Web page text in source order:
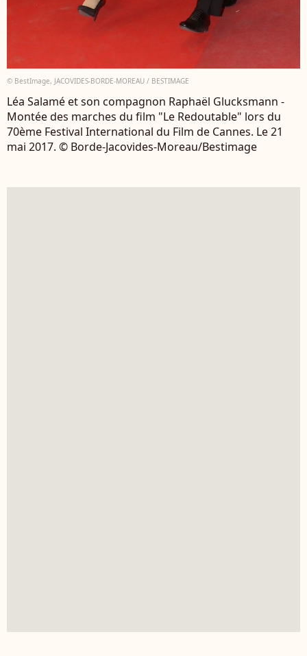
© BestImage, JACOVIDES-BORDE-MOREAU / BESTIMAGE
Léa Salamé et son compagnon Raphaël Glucksmann -
Montée des marches du film "Le Redoutable" lors du
70ème Festival International du Film de Cannes. Le 21
mai 2017. © Borde-Jacovides-Moreau/Bestimage